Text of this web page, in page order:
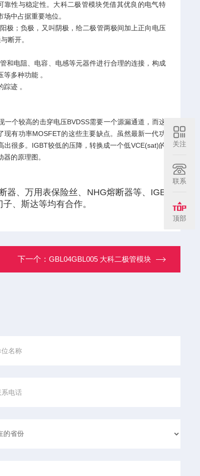
性与稳定性。大科二极管模块凭借其优良的电气特
中占据重要地位。
极；负极，又叫阴极，给二极管两极间加上正向电压
断开。
和电阻、电容、电感等元器件进行合理的连接，构成
多种功能 。
迹 。
个较高的击穿电压BVDSS需要一个源漏通道，而这
有功率MOSFET的这些主要缺点。虽然最新一代功
很多。IGBT较低的压降，转换成一个低VCE(sat)的
的原理图。
器、万用表保险丝、NHG熔断器等、IGB
、斯达等均有合作。
下一个： GBL04GBL005 大科二极管模块
关注
联系
顶部